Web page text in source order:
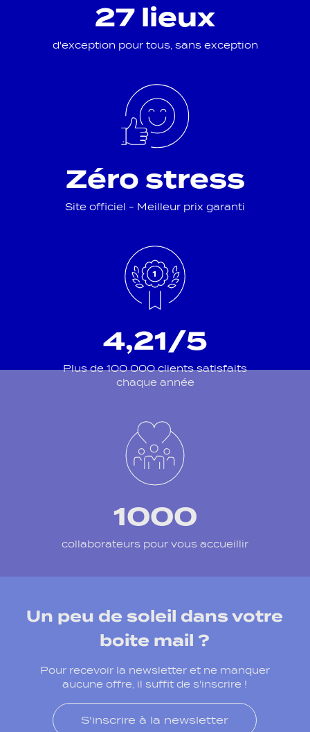
27 lieux
d'exception pour tous, sans exception
Zéro stress
Site officiel - Meilleur prix garanti
4,21/5
Plus de 100 000 clients satisfaits
chaque année
1000
collaborateurs pour vous accueillir
Un peu de soleil dans votre
boite mail ?
Pour recevoir la newsletter et ne manquer
aucune offre, il suffit de s'inscrire !
S'inscrire à la newsletter